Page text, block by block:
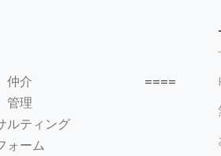
仲介
管理
ルティング
ォーム
====